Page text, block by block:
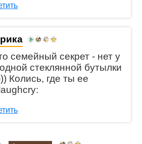
семейный секрет - нет у
стеклянной бутылки
Колись, где ты ее